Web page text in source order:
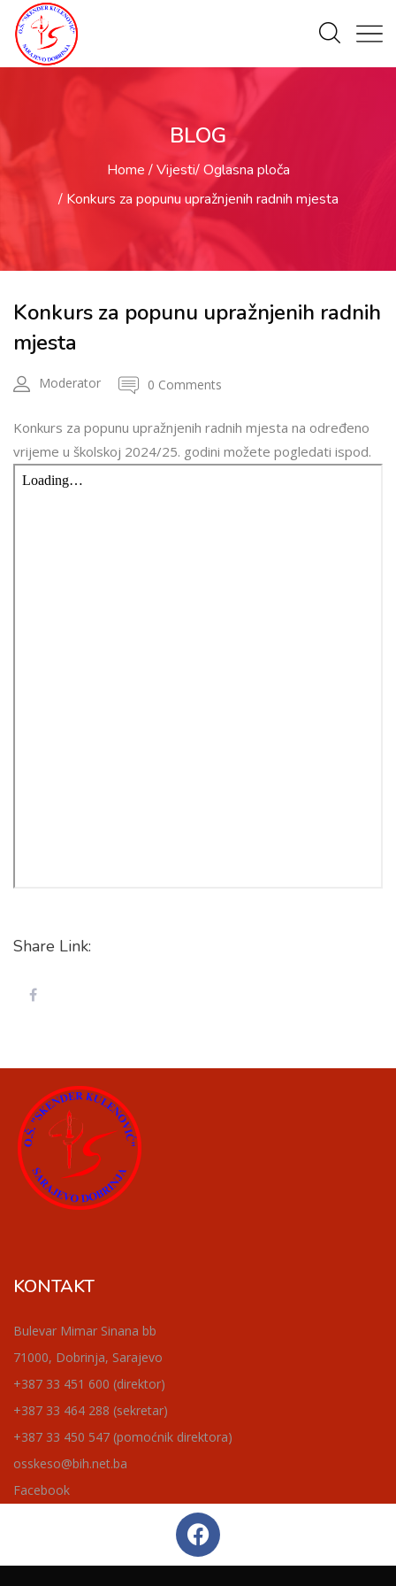
BLOG
Home Vijesti Oglasna ploča
Konkurs za popunu upražnjenih radnih mjesta
Konkurs za popunu upražnjenih radnih
mjesta
Moderator 0 Comments
Konkurs za popunu upražnjenih radnih mjesta na određeno
vrijeme u školskoj 2024/25. godini možete pogledati ispod.
Share Link:
KONTAKT
Bulevar Mimar Sinana bb
71000, Dobrinja, Sarajevo
+387 33 451 600 (direktor)
+387 33 464 288 (sekretar)
+387 33 450 547 (pomoćnik direktora)
osskeso@bih.net.ba
Facebook